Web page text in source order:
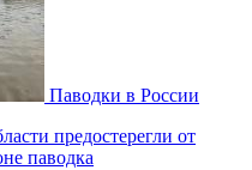
Паводки в России
предостерегли от
паводка